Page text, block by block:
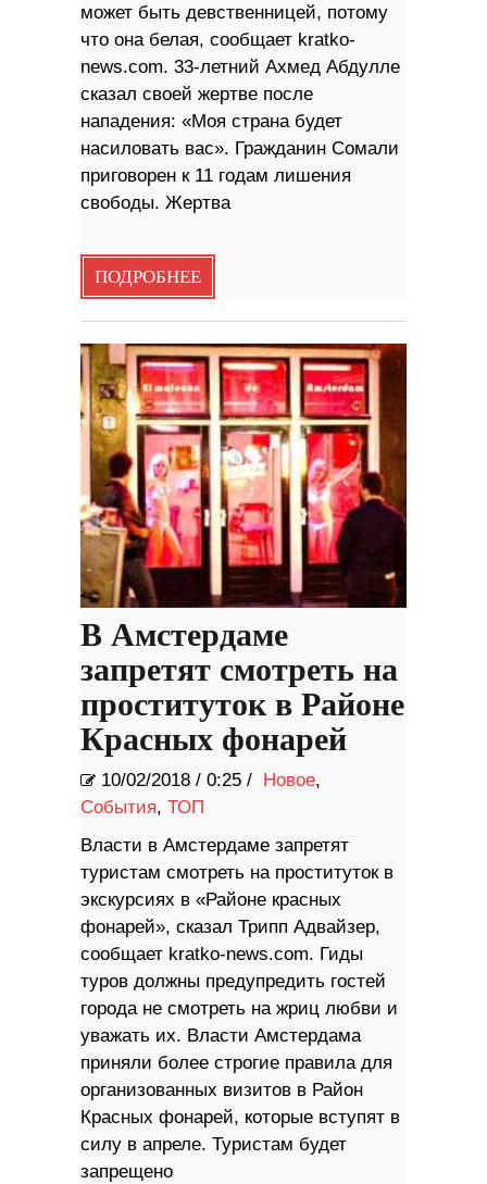
может быть девственницей, потому
что она белая, сообщает kratko-
news.com. 33-летний Ахмед Абдулле
сказал своей жертве после
нападения: «Моя страна будет
насиловать вас». Гражданин Сомали
приговорен к 11 годам лишения
свободы. Жертва
ПОДРОБНЕЕ
В Амстердаме
запретят смотреть на
проституток в Районе
Красных фонарей
10/02/2018 / 0:25 / Новое,
События, ТОП
Власти в Амстердаме запретят
туристам смотреть на проституток в
экскурсиях в «Районе красных
фонарей», сказал Трипп Адвайзер,
сообщает kratko-news.com. Гиды
туров должны предупредить гостей
города не смотреть на жриц любви и
уважать их. Власти Амстердама
приняли более строгие правила для
организованных визитов в Район
Красных фонарей, которые вступят в
силу в апреле. Туристам будет
запрещено